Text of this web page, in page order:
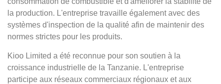
la production. L'entreprise travaille également avec des
systèmes d'inspection de la qualité afin de maintenir des
normes strictes pour les produits.
Kioo Limited a été reconnue pour son soutien à la
croissance industrielle de la Tanzanie. L'entreprise
participe aux réseaux commerciaux régionaux et aux